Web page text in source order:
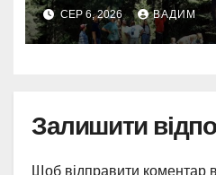
СЕР 6, 2026 ВАДИМ
Залишити
Щоб відправити коментар